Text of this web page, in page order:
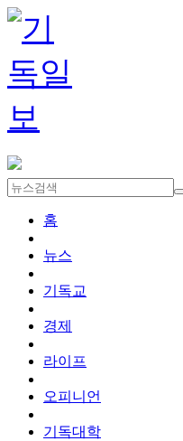
홈
뉴스
기독교
경제
라이프
오피니언
기독대학